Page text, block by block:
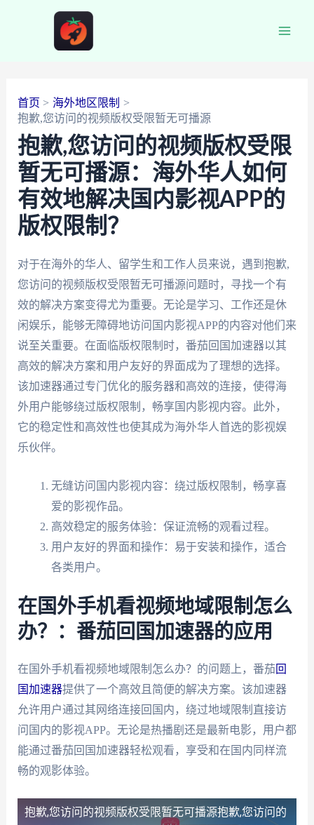
首页
海外地区限制
抱歉,您访问的视频版权受限暂无可播源
抱歉,您访问的视频版权受限
暂无可播源：海外华人如何
有效地解决国内影视APP的
版权限制？
对于在海外的华人、留学生和工作人员来说，遇到抱歉,
您访问的视频版权受限暂无可播源问题时，寻找一个有
效的解决方案变得尤为重要。无论是学习、工作还是休
闲娱乐，能够无障碍地访问国内影视APP的内容对他们来
说至关重要。在面临版权限制时，番茄回国加速器以其
高效的解决方案和用户友好的界面成为了理想的选择。
该加速器通过专门优化的服务器和高效的连接，使得海
外用户能够绕过版权限制，畅享国内影视内容。此外，
它的稳定性和高效性也使其成为海外华人首选的影视娱
乐伙伴。
无缝访问国内影视内容：绕过版权限制，畅享喜
爱的影视作品。
高效稳定的服务体验：保证流畅的观看过程。
用户友好的界面和操作：易于安装和操作，适合
各类用户。
在国外手机看视频地域限制怎么
办？：番茄回国加速器的应用
在国外手机看视频地域限制怎么办？的问题上，番茄回
国加速器提供了一个高效且简便的解决方案。该加速器
允许用户通过其网络连接回国内，绕过地域限制直接访
问国内的影视APP。无论是热播剧还是最新电影，用户都
能通过番茄回国加速器轻松观看，享受和在国内同样流
畅的观影体验。
抱歉,您访问的视频版权受限暂无可播源抱歉,您访问的